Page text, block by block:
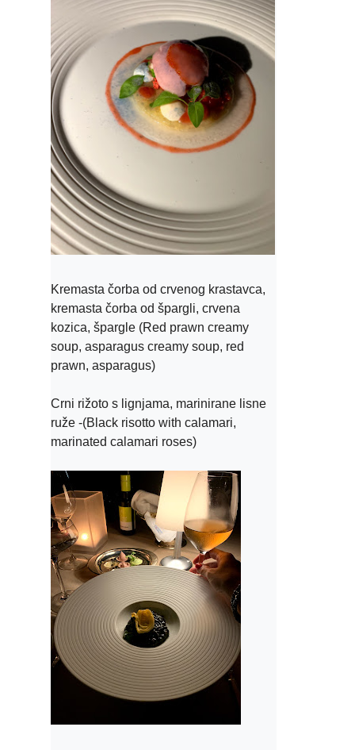
Kremasta čorba od crvenog krastavca,
kremasta čorba od špargli, crvena
kozica, špargle (Red prawn creamy
soup, asparagus creamy soup, red
prawn, asparagus)
Crni rižoto s lignjama, marinirane lisne
ruže -(Black risotto with calamari,